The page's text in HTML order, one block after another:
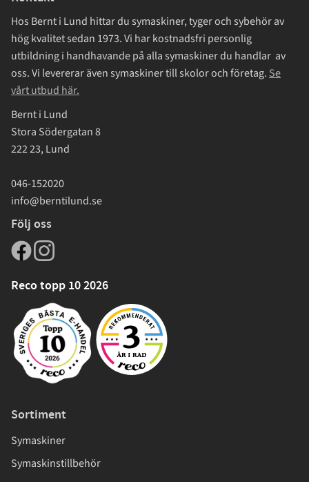
Hos Bernt i Lund hittar du symaskiner, tyger och sybehör av
hög kvalitet sedan 1973. Vi har kostnadsfri personlig
utbildning i handhavande på alla symaskiner du handlar av
oss. Vi levererar även symaskiner till skolor och företag. Se
vårt utbud här.
Bernt i Lund
Stora Södergatan 8
222 23, Lund
046-152020
info@berntilund.se
Följ oss
Reco topp 10 2026
Sortiment
Symaskiner
Symaskinstillbehör